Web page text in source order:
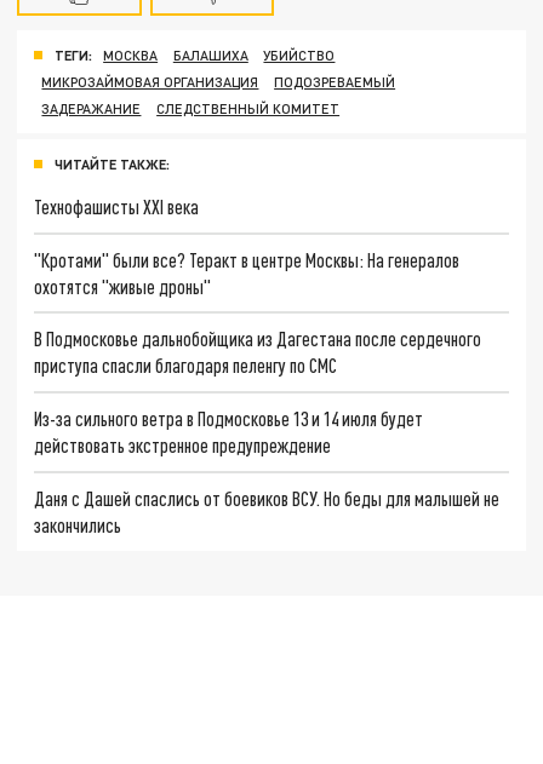
ТЕГИ: МОСКВА БАЛАШИХА
УБИЙСТВО
МИКРОЗАЙМОВАЯ ОРГАНИЗАЦИЯ
ПОДОЗРЕВАЕМЫЙ
ЗАДЕРАЖАНИЕ
СЛЕДСТВЕННЫЙ КОМИТЕТ
ЧИТАЙТЕ ТАКЖЕ:
Технофашисты XXI века
"Кротами" были все? Теракт в центре Москвы: На генералов
охотятся "живые дроны"
В Подмосковье дальнобойщика из Дагестана после сердечного
приступа спасли благодаря пеленгу по СМС
Из-за сильного ветра в Подмосковье 13 и 14 июля будет
действовать экстренное предупреждение
Даня с Дашей спаслись от боевиков ВСУ. Но беды для малышей не
закончились